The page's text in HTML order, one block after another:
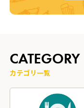
CATEGORY
カテゴリ一覧